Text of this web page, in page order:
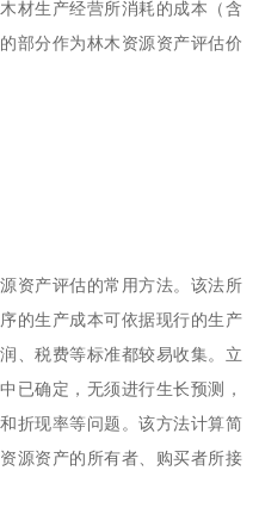
材生产经营所消耗的成本（含
部分作为林木资源资产评估价
资产评估的常用方法。该法所
的生产成本可依据现行的生产
、税费等标准都较易收集。立
已确定，无须进行生长预测，
折现率等问题。该方法计算简
源资产的所有者、购买者所接